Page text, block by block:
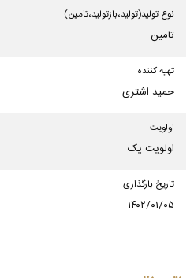
نوع تولید(تولید،بازتولید،تامین)
تامین
تهیه کننده
حمید اشتری
اولویت
اولویت یک
تاریخ بارگذاری
۱۴۰۲/۰۱/۰۵